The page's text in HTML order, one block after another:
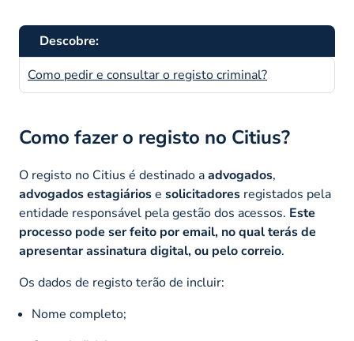
Descobre:
Como pedir e consultar o registo criminal?
Como fazer o registo no Citius?
O registo no Citius é destinado aadvogados,
advogados estagiáriose solicitadores registados pela
entidade responsável pela gestão dos acessos. Este
processo pode ser feito por email, no qual terás de
apresentar assinatura digital, ou pelo correio.
Os dados de registo terão de incluir:
Nome completo;